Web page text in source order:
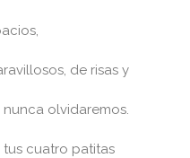
de risas y
olvidaremos.
tus cuatro patitas